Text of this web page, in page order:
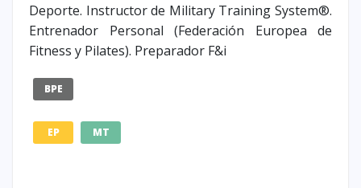
Deporte. Instructor de Military Training System®.
Entrenador Personal (Federación Europea de
Fitness y Pilates). Preparador F&i
BPE
EP MT